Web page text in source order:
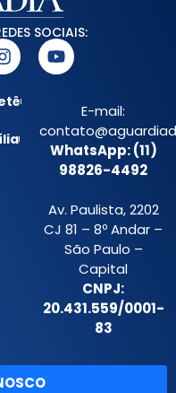
SOCIAIS:
E-mail:
WhatsApp: (11)
98826-4492
Av. Paulista, 2202
CJ 81 – 8º Andar –
São Paulo –
Capital
CNPJ:
20.431.559/0001-
83